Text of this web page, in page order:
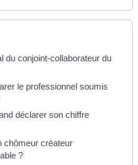
du conjoint-collaborateur du
le professionnel soumis
déclarer son chiffre
chômeur créateur
?